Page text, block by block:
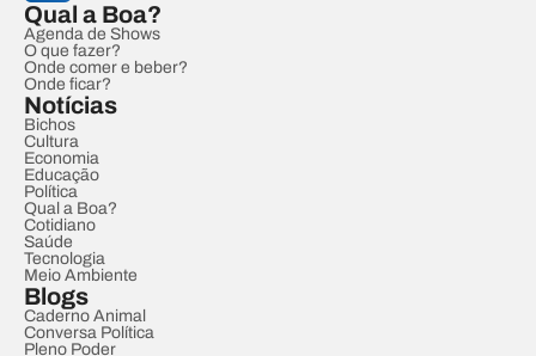
Qual a Boa?
Agenda de Shows
O que fazer?
Onde comer e beber?
Onde ficar?
Notícias
Bichos
Cultura
Economia
Educação
Política
Qual a Boa?
Cotidiano
Saúde
Tecnologia
Meio Ambiente
Blogs
Caderno Animal
Conversa Política
Pleno Poder